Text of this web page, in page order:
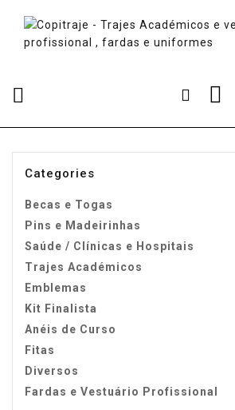
Categories
Becas e Togas
Pins e Madeirinhas
Saúde / Clínicas e Hospitais
Trajes Académicos
Emblemas
Kit Finalista
Anéis de Curso
Fitas
Diversos
Fardas e Vestuário Profissional